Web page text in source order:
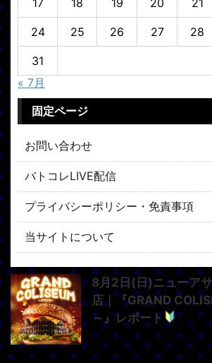
24 25 26 27 28
31
« 7月
固定ページ
お問い合わせ
バトコレLIVE配信
プライバシーポリシー・免責事項
当サイトについて
8月2日(日)ニューア
店｜『GRAND
～』レポート